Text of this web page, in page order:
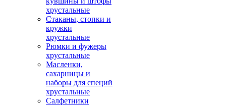
хрустальные
Стаканы, стопки и
кружки
хрустальные
Рюмки и фужеры
хрустальные
Масленки,
сахарницы и
наборы для специй
хрустальные
Салфетники